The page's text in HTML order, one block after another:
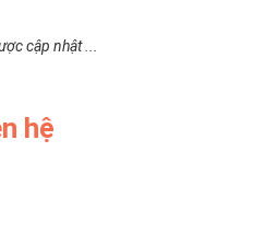
cập nhật ...
hệ